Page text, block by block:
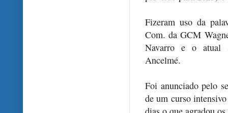
Fizeram uso da
Com. da GCM
Navarro e o atual
Ancelmé.
Foi anunciado pelo
de um curso